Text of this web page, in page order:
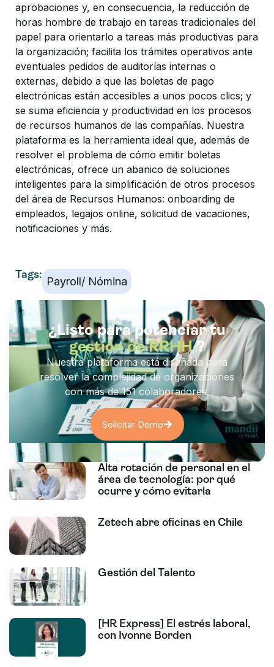
aprobaciones y, en consecuencia, la reducción de
horas hombre de trabajo en tareas tradicionales del
papel para orientarlo a tareas más productivas para
la organización; facilita los trámites operativos ante
eventuales pedidos de auditorías internas o
externas, debido a que las boletas de pago
electrónicas están accesibles a unos pocos clics; y
se suma eficiencia y productividad en los procesos
de recursos humanos de las compañías. Nuestra
plataforma es la herramienta ideal que, además de
resolver el problema de cómo emitir boletas
electrónicas, ofrece un abanico de soluciones
inteligentes para la simplificación de otros procesos
del área de Recursos Humanos: onboarding de
empleados, legajos online, solicitud de vacaciones,
notificaciones y más.
Tags:
Payroll/ Nómina
¿Listo para potenciar tu
gestión de RRHH?
Nuestra plataforma está diseñada para
resolver la complejidad de organizaciones
con más de 151 colaboradores.
Solicitar Demo
Alta rotación de personal en el
área de tecnología: por qué
ocurre y cómo evitarla
Zetech abre oficinas en Chile
Gestión del Talento
[HR Express] El estrés laboral,
con Ivonne Borden